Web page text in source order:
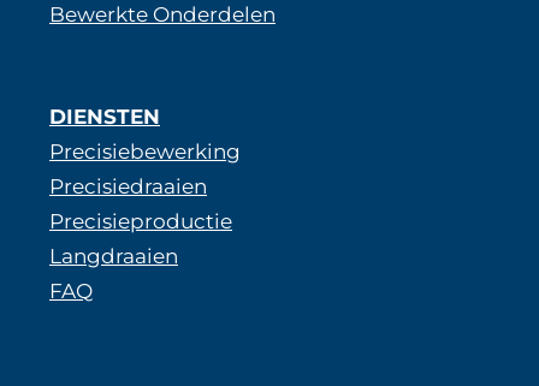
Bewerkte Onderdelen
DIENSTEN
Precisiebewerking
Precisiedraaien
Precisieproductie
Langdraaien
FAQ